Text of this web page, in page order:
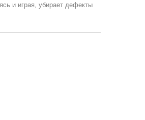
и играя, убирает дефекты